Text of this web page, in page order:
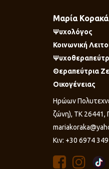
Μαρία Κορακά
Ψυχολόγος
Κοινωνική
Θεραπεύτρια
Οικογένειας
Ηρώων
ζώνη), ΤΚ 26441,
Κιν: +30 6974